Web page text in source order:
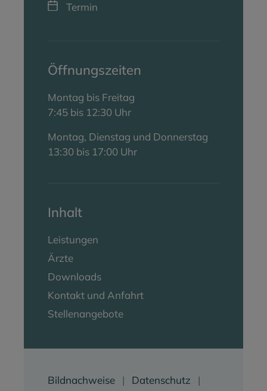
Termin
Öffnungszeiten
Montag bis Freitag
7:45 bis 12:30 Uhr
Montag, Dienstag und Donnerstag
13:30 bis 17:00 Uhr
Inhalt
Leistungen
Ärzte
Downloads
Kontakt und Anfahrt
Stellenangebote
Bildnachweise
Datenschutz